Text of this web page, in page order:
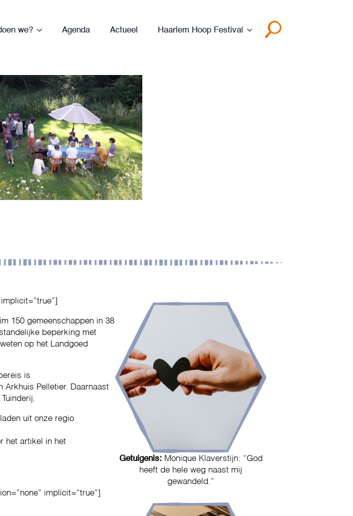
we? Agenda Actueel Haarlem Hoop Festival
150 gemeenschappen in 38
beperking met
op het Landgoed
is
Arkhuis Pelletier. Daarnaast
uit onze regio
het artikel in het
implicit=”true”]
Getuigenis: Monique Klaverstijn: “God
heeft de hele weg naast mij
gewandeld.”